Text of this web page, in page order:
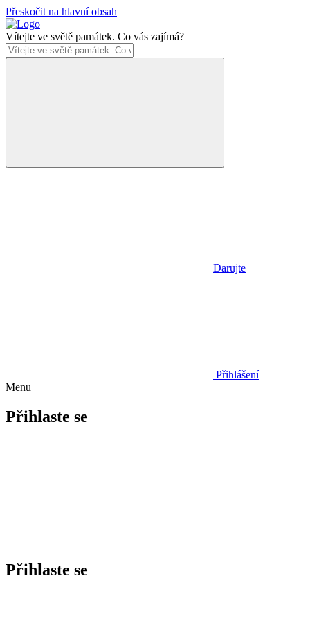
Přeskočit na hlavní obsah
Vítejte ve světě památek. Co vás zajímá?
Darujte
Přihlášení
Menu
Přihlaste se
Přihlaste se